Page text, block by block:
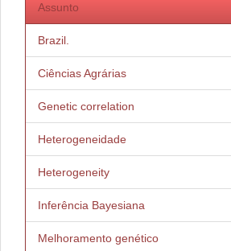
Assunto
Brazil.
Ciências Agrárias
Genetic correlation
Heterogeneidade
Heterogeneity
Inferência Bayesiana
Melhoramento genético